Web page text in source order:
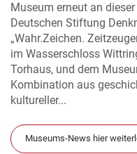
Museum erneut an
Deutschen Stiftung
„Wahr.Zeichen.
im Wasserschloss
Torhaus, und dem
Kombination aus
kultureller...
Museums-News hier